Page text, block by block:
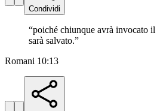
Condividi
“poiché chiunque avrà invocato
sarà salvato.”
Romani 10:13